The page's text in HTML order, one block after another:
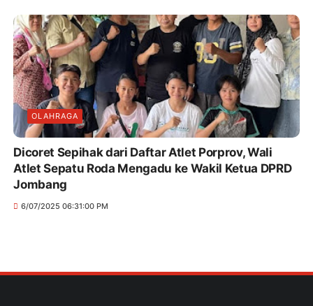
OLAHRAGA
Dicoret Sepihak dari Daftar Atlet Porprov, Wali
Atlet Sepatu Roda Mengadu ke Wakil Ketua DPRD
Jombang
6/07/2025 06:31:00 PM